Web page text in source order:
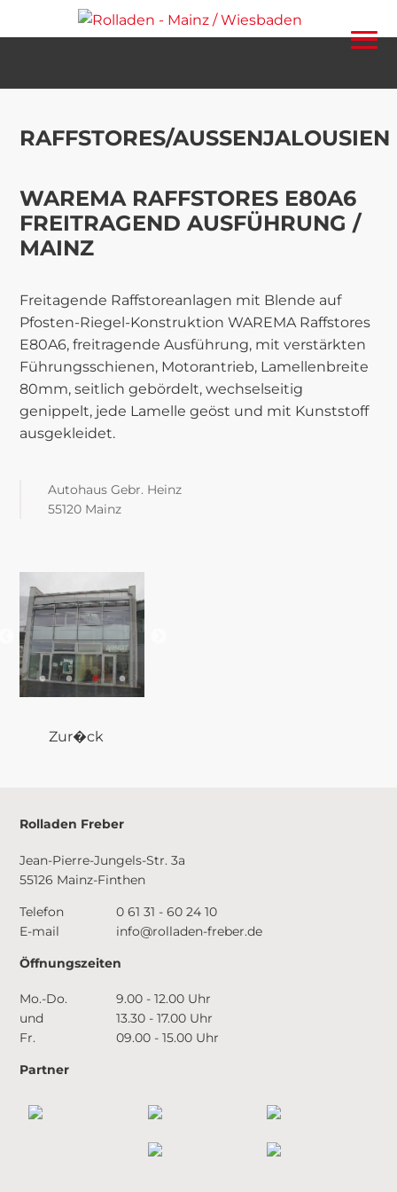
RAFFSTORES/AUSSENJALOUSIEN
WAREMA RAFFSTORES E80A6
FREITRAGEND AUSFÜHRUNG /
MAINZ
Freitagende Raffstoreanlagen mit Blende auf
Pfosten-Riegel-Konstruktion WAREMA Raffstores
E80A6, freitragende Ausführung, mit verstärkten
Führungsschienen, Motorantrieb, Lamellenbreite
80mm, seitlich gebördelt, wechselseitig
genippelt, jede Lamelle geöst und mit Kunststoff
ausgekleidet.
Autohaus Gebr. Heinz
55120 Mainz
Zur�ck
Rolladen Freber
Jean-Pierre-Jungels-Str. 3a
55126 Mainz-Finthen
Telefon
0 61 31 - 60 24 10
E-mail
info@rolladen-freber.de
Öffnungszeiten
Mo.-Do.
9.00 - 12.00 Uhr
und
13.30 - 17.00 Uhr
Fr.
09.00 - 15.00 Uhr
Partner